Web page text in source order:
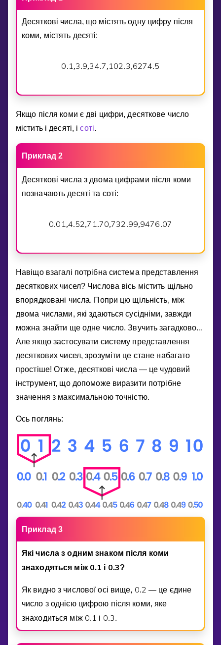
Десятковi числа, що мiстять одну цифру пiсля
коми, мiстять десятi:
0.1,3.9,34.7,102.3,6274.5
Якщо пiсля коми є двi цифри, десяткове число
мiстить i десятi, iсотi.
Приклад 2
Десятковi числа з двома цифрами пiсля коми
позначають десятi та сотi:
0.0 1,4.52,7 1.70,732.99,9476.07
Навiщо взагалi потрiбна система представлення
десяткових чисел? Числова вiсь мiстить щiльно
впорядкованi числа. Попри цю щiльнiсть, мiж
двома числами, якi здаються сусiднiми, завжди
можна знайти ще одне число. Звучить загадково...
Але якщо застосувати систему представлення
десяткових чисел, зрозумiти це стане набагато
простiше! Отже, десятковi числа — це чудовий
iнструмент, що допоможе виразити потрiбне
значення з максимальною точнiстю.
Ось поглянь:
Приклад 3
Якi числа з одним знаком пiсля коми
знаходяться мiж 0.1 i 0.3?
Як видно з числової осi вище, 0.2 — це єдине
число з однiєю цифрою пiсля коми, яке
знаходиться мiж 0.1 i 0.3.